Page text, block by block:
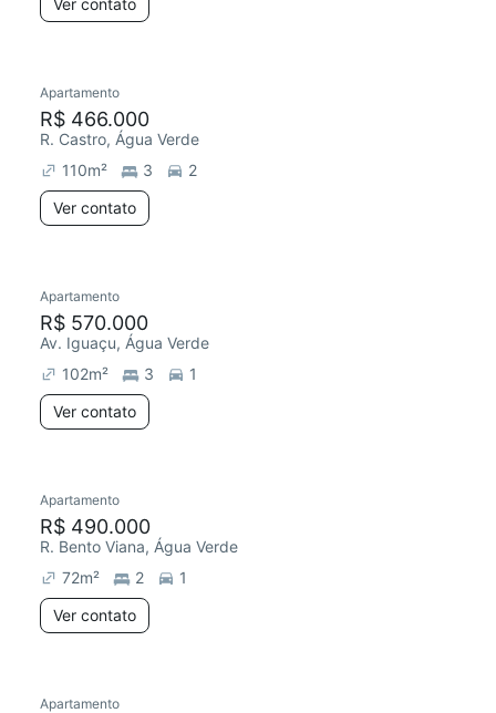
Ver contato
Apartamento
R$ 466.000
R. Castro, Água Verde
110m² 3
2
Ver contato
Apartamento
R$ 570.000
Av. Iguaçu, Água Verde
102m² 3
1
Ver contato
Apartamento
R$ 490.000
R. Bento Viana, Água Verde
72m² 2
1
Ver contato
Apartamento